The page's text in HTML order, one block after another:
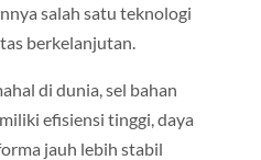
salah satu teknologi
berkelanjutan.
di dunia, sel bahan
efisiensi tinggi, daya
jauh lebih stabil